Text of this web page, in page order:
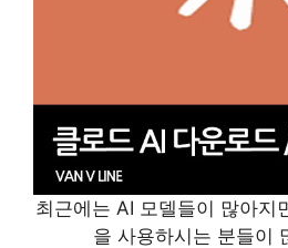
최근에는 AI 모델들이 많아지
을 사용하시는 분들이